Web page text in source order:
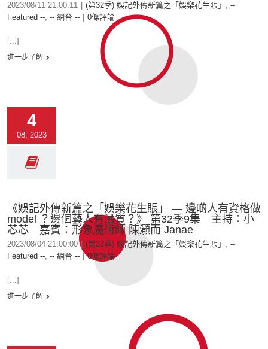
2023/08/11 21:00:11 (第32季) 娛記外傳新篇之「娛樂花生賬」 , --
Featured --, -- 網台 -- 0條評論
[...]
進一步了解
4
08, 2023
《娛記外傳新篇之「娛樂花生賬」 — 邊啲人有資格做
model ？邊個藝人有潛質？》 第32季9集 主持：小
芯芯 嘉賓：形象魔術師 陳灝而 Janae
2023/08/04 21:00:00 (第32季) 娛記外傳新篇之「娛樂花生賬」 , --
Featured --, -- 網台 -- | 0條評論
[...]
進一步了解